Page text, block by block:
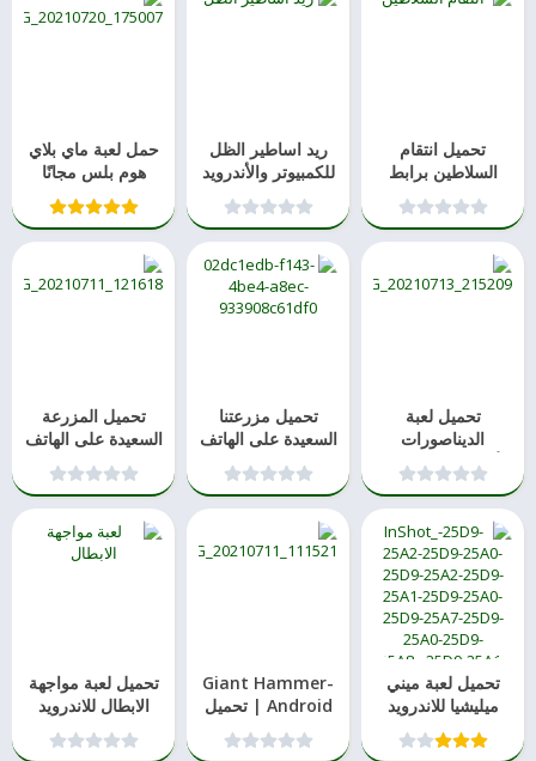
تحميل انتقام
السلاطين برابط
مباشر 2021
ريد اساطير الظل
للكمبيوتر والأندرويد
2021
حمل لعبة ماي بلاي
هوم بلس مجانًا
2023
تحميل لعبة
الديناصورات
للأطفال والكبار دون
إنترنت 2021
تحميل مزرعتنا
السعيدة على الهاتف
المحمول للاندرويد
تحميل المزرعة
السعيدة على الهاتف
والكمبيوتر 2021
تحميل لعبة ميني
ميليشيا للاندرويد
احدث اصدار
Giant Hammer-
Android | تحميل
تحميل لعبة مواجهة
الابطال للاندرويد
والايفون 2021